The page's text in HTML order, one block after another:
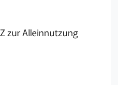
zur Alleinnutzung